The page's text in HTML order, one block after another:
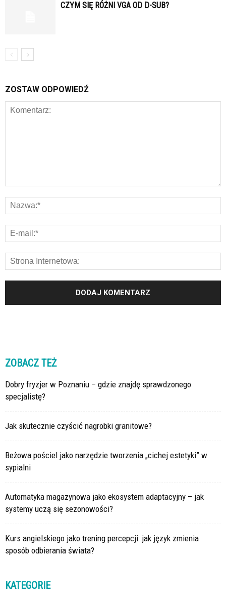
CZYM SIĘ RÓŻNI VGA OD D-SUB?
ZOSTAW ODPOWIEDŹ
ZOBACZ TEŻ
Dobry fryzjer w Poznaniu – gdzie znajdę sprawdzonego
specjalistę?
Jak skutecznie czyścić nagrobki granitowe?
Beżowa pościel jako narzędzie tworzenia „cichej estetyki” w
sypialni
Automatyka magazynowa jako ekosystem adaptacyjny – jak
systemy uczą się sezonowości?
Kurs angielskiego jako trening percepcji: jak język zmienia
sposób odbierania świata?
KATEGORIE